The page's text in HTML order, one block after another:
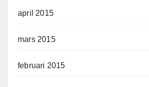
april 2015
mars 2015
februari 2015